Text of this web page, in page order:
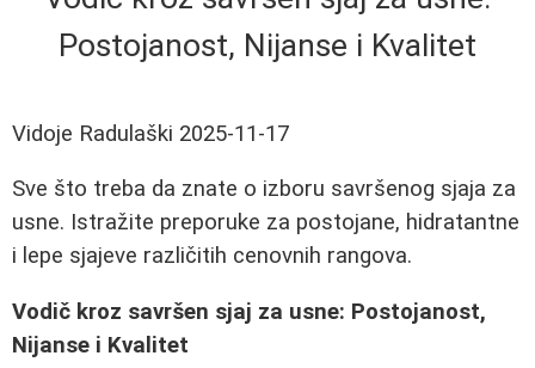
Postojanost, Nijanse i Kvalitet
Vidoje Radulaški 2025-11-17
Sve što treba da znate o izboru savršenog sjaja za
usne. Istražite preporuke za postojane, hidratantne
i lepe sjajeve različitih cenovnih rangova.
Vodič kroz savršen sjaj za usne: Postojanost,
Nijanse i Kvalitet